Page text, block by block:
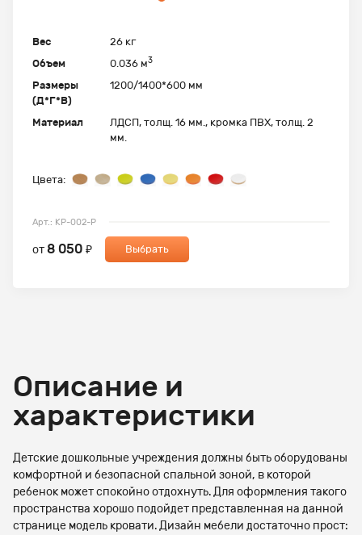
Вес
26 кг
Объем
0.036 м3
Размеры
(Д*Г*В)
1200/1400*600 мм
Материал
ЛДСП, толщ. 16 мм., кромка ПВХ, толщ. 2
мм.
Цвета:
Арт.: КР-002-Р
от8 050 ₽ Выбрать
Описание и
характеристики
Детские дошкольные учреждения должны быть оборудованы
комфортной и безопасной спальной зоной, в которой
ребенок может спокойно отдохнуть. Для оформления такого
пространства хорошо подойдет представленная на данной
странице модель кровати. Дизайн мебели достаточно прост: